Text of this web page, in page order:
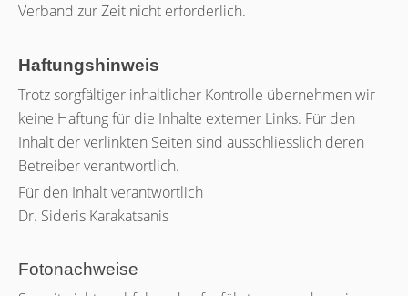
Verband zur Zeit nicht erforderlich.
Haftungshinweis
Trotz sorgfältiger inhaltlicher Kontrolle übernehmen wir
keine Haftung für die Inhalte externer Links. Für den
Inhalt der verlinkten Seiten sind ausschliesslich deren
Betreiber verantwortlich.
Für den Inhalt verantwortlich
Dr. Sideris Karakatsanis
Fotonachweise